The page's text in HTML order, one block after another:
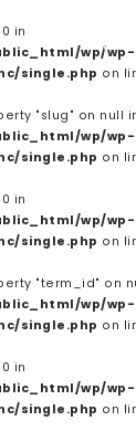
온라인
in
wp/wp-
single.php on
"slug" on null
wp/wp-
single.php on
in
wp/wp-
single.php on
"term_id" on
wp/wp-
single.php on
in
wp/wp-
single.php on
빙 리포트
미용실용
회사